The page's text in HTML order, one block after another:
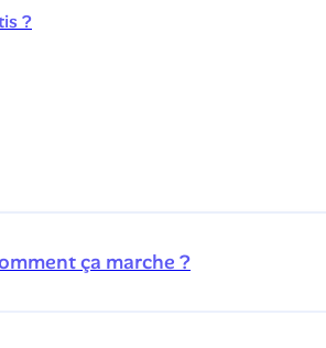
?
ça marche ?